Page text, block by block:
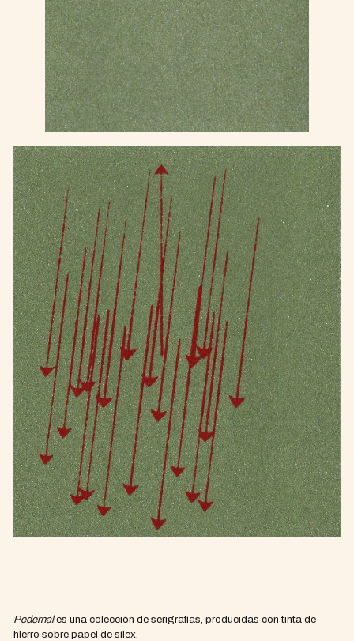
Pedernales una colección de serigrafías, producidas con tinta de
hierro sobre papel de sílex.